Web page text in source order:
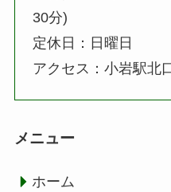
30分)
定休日：日曜日
アクセス：小岩駅北
メニュー
ホーム